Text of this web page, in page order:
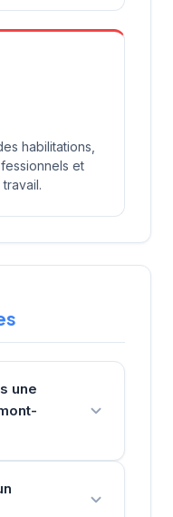
habilitations,
et
une